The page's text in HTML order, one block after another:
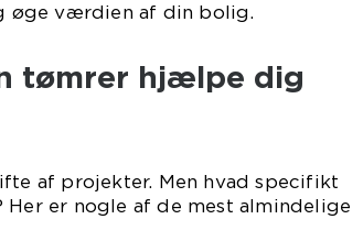
øge værdien af din bolig.
tømrer hjælpe dig
af projekter. Men hvad specifikt
er nogle af de mest almindelige